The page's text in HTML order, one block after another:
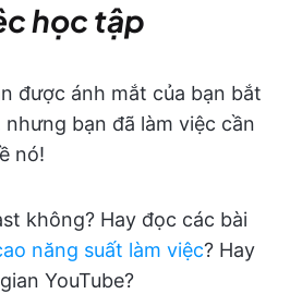
học tập
được ánh mắt của bạn bắt
bạn đã làm việc cần
nó!
không? Hay đọc các bài
năng suất làm việc? Hay
YouTube?